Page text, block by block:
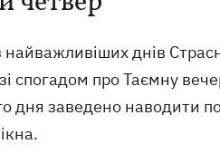
днів
зі спогадом про Таємну
дня заведено наводити